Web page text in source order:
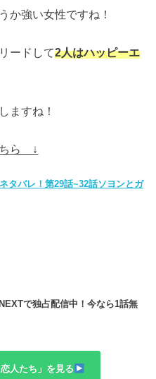
か強い女性ですね！
ードして2人はハッピーエ
ますね！
ちら ↓
タバレ！第29話~32話ソヨンとガ
で独占配信中！今なら1話無
人たち」を見る